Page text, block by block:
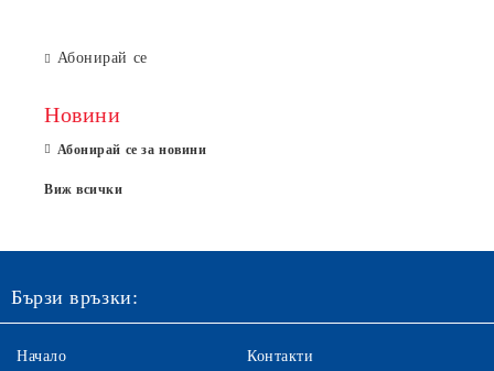
Абонирай се
Новини
Абонирай се за новини
Виж всички
Бързи връзки:
Начало Контакти